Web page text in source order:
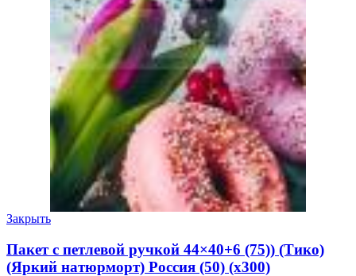
Закрыть
Пакет с петлевой ручкой 44×40+6 (75)) (Тико)
(Яркий натюрморт) Россия (50) (х300)